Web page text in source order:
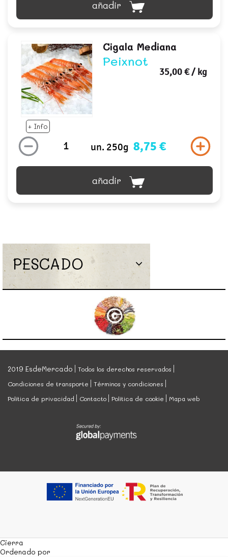
añadir
+ Info
Cigala Mediana
Peixnot
35,00 €/ kg
un. 250g 8,75 €
añadir
PESCADO
2019 EsdeMercado
Todos los derechos reservados
Condiciones de transporte
Términos y condiciones
Política de privacidad
Contacto Política de cookie Mapa web
Cierra
Ordenado por